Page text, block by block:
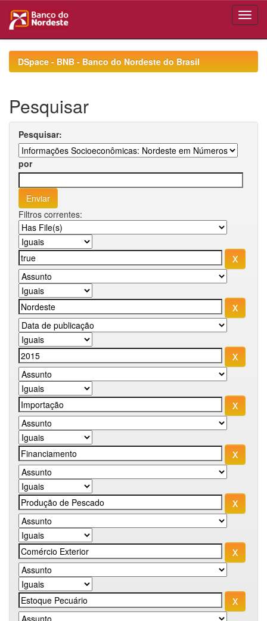
navigationDSpace - BNB - Banco do Nordeste do Brasil
Pesquisar
Pesquisar:
por
Filtros correntes: